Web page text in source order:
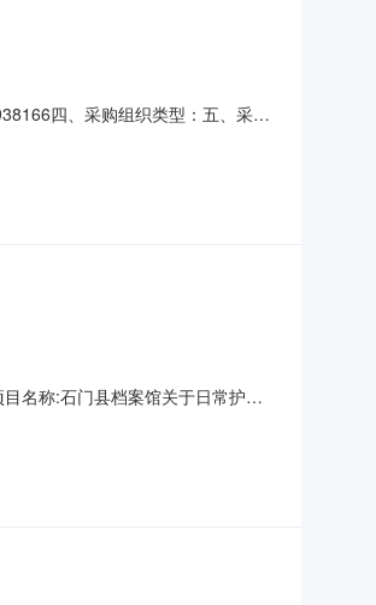
四、采购组织类型：五、采购
名称:石门县档案馆关于日常护理
:MB169016